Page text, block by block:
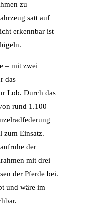
zu
satt auf
erkennbar ist
– mit zwei
das
Lob. Durch das
rund 1.100
zum Einsatz.
der
mit drei
der Pferde bei.
und wäre im